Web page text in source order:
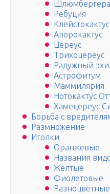
Шлюмбергера
Ребуция
Апорокактус
Цереус
Трихоцереус
Радужный
Астрофитум
Маммилярия
Нотокактус
Хамецереус
Борьба с
Размножение
Иголки
Оранжевые
Названия
Желтые
Фиолетовые
Разноцветные